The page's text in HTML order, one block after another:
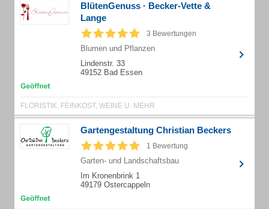
BlütenGenuss · Becker-Vette &
Lange
3 Bewertungen
Blumen und Pflanzen
Lindenstr. 33
49152 Bad Essen
FLORISTIK, FEINKOST, WEINE U. MEHR
Gartengestaltung Christian Beckers
1 Bewertung
Garten- und Landschaftsbau
Im Kronenbrink 1
49179 Ostercappeln